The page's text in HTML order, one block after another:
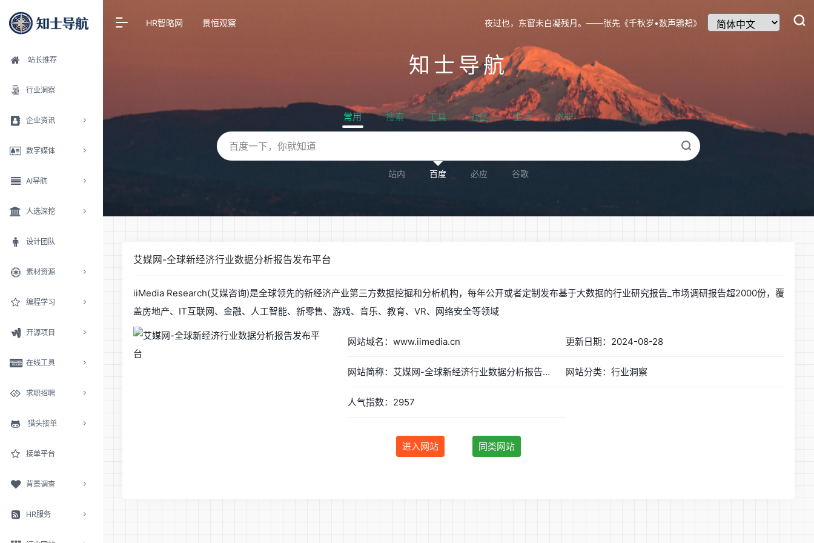
站长推荐
行业洞察
企业资讯
数字媒体
AI导航
人选深挖
设计团队
素材资源
编程学习
开源项目
在线工具
求职招聘
猎头接单
接单平台
背景调查
HR服务
HR智略网 景恒观察 夜过也，东窗未白凝残月。——张先《千秋岁•数声鶗鴂》
知士导航
常用 搜索 工具 社区 生活 求职
站内 百度 必应 谷歌
艾媒网-全球新经济行业数据分析报告发布平台
iiMedia Research(艾媒咨询)是全球领先的新经济产业第三方数据挖掘和分析机构，每年公开或者定制发布基于大数据的行业研究报告_市场调研报告超2000份，覆
盖房地产、IT互联网、金融、人工智能、新零售、游戏、音乐、教育、VR、网络安全等领域
网站域名：www.iimedia.cn 更新日期：2024-08-28
网站简称：艾媒网-全球新经济行业数据分析报告发布平台 网站分类：行业洞察
人气指数：2957
进入网站 同类网站